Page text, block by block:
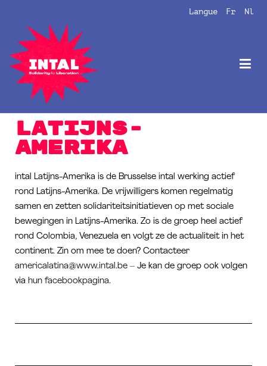
Langue Fr Nl
Intal
Globalize Solidarity!
Latijns-
Amerika
intal Latijns-Amerika is de Brusselse intal werking actief
rond Latijns-Amerika. De vrijwilligers komen regelmatig
samen en zetten solidariteitsinitiatieven op met sociale
bewegingen in Latijns-Amerika. Zo is de groep heel actief
rond Colombia, Venezuela en volgt ze de actualiteit in het
continent. Zin om mee te doen? Contacteer
americalatina@www.intal.be – Je kan de groep ook volgen
via hun facebookpagina.